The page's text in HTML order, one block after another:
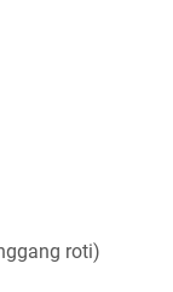
roti)